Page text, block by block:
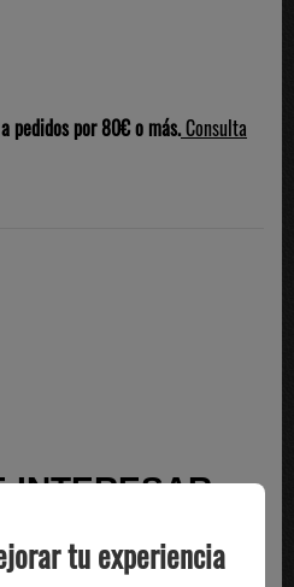
a pedidos por 80€ o más.Consulta
INTERESAR
tu experiencia